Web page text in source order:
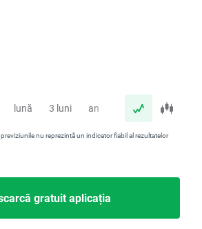
lună 3 luni an
nu reprezintă un indicator fiabil al rezultatelor
gratuit aplicația